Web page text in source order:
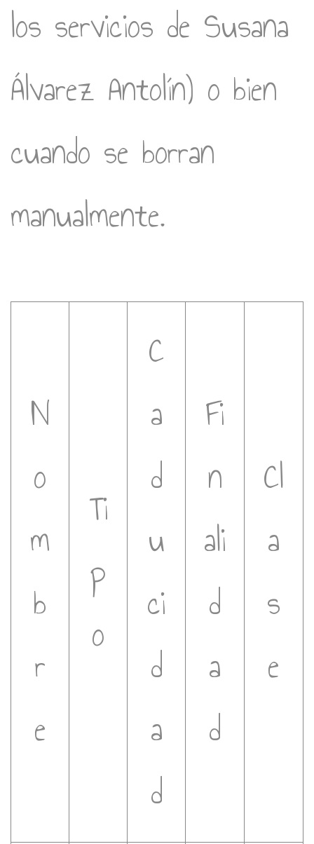
los servicios de Susana
Álvarez Antolín) o bien
cuando se borran
manualmente.
N
o
m
b
r
e
Ti
p
o
C
a
d
u
ci
d
a
d
Fi
n
ali
d
a
d
Cl
a
s
e